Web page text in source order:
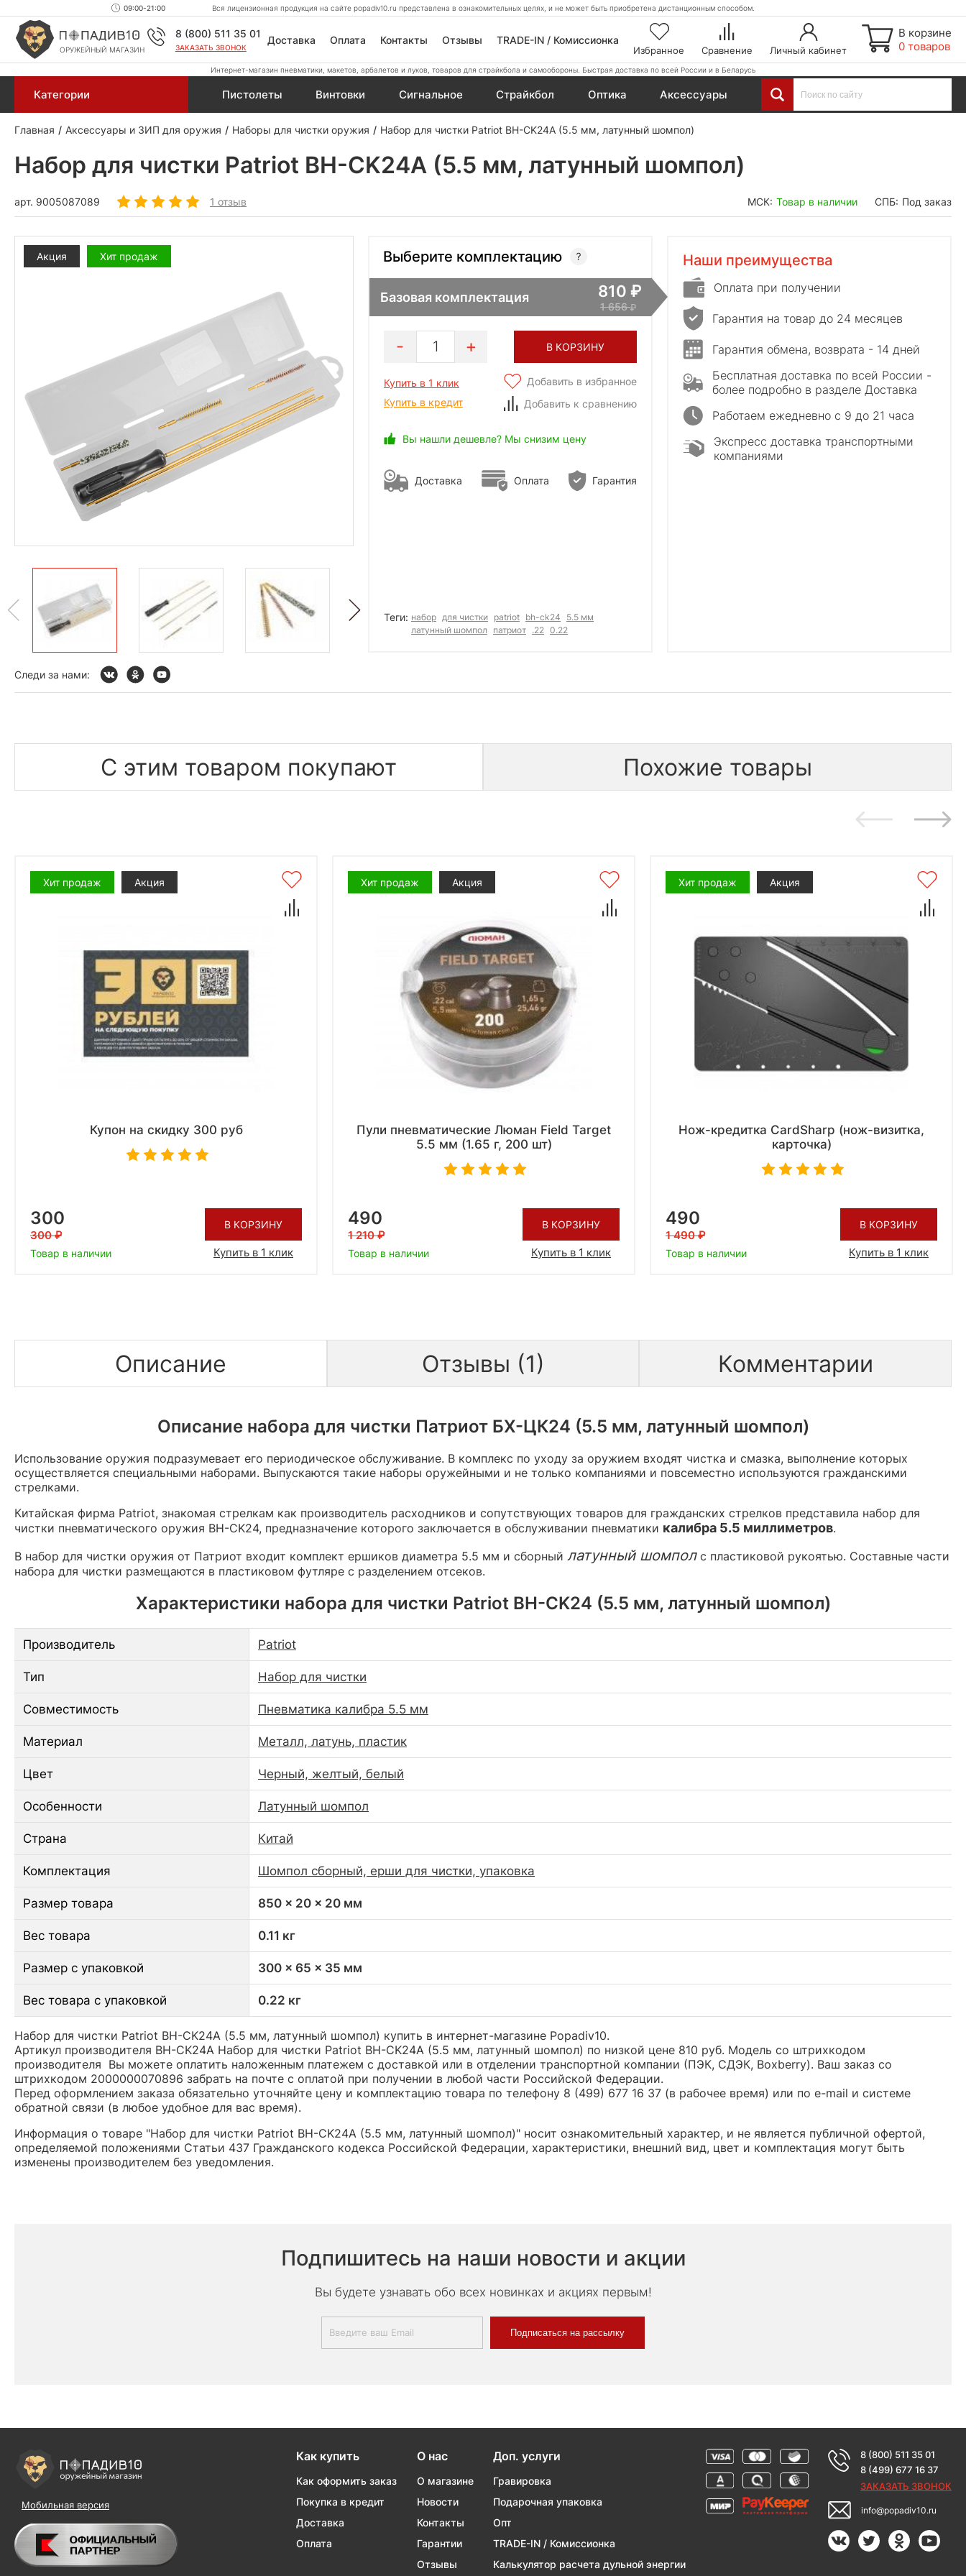
09:00-21:00 Вся лицензионная продукция на сайте popadiv10.ru представлена в ознакомительных целях, и не может быть приобретена дистанционным способом.
ОРУЖЕЙНЫЙ МАГАЗИН
8 (800) 511 35 01
ЗАКАЗАТЬ ЗВОНОК
Доставка Оплата Контакты Отзывы TRADE-IN / Комиссионка
Избранное Сравнение Личный кабинет
В корзине
0 товаров
Интернет-магазин пневматики, макетов, арбалетов и луков, товаров для страйкбола и самообороны. Быстрая доставка по всей России и в Беларусь
Категории Пистолеты Винтовки Сигнальное Страйкбол Оптика Аксессуары
Главная Аксессуары и ЗИП для оружия Наборы для чистки оружия Набор для чистки Patriot BH-CK24A (5.5 мм, латунный шомпол)
Набор для чистки Patriot BH-CK24A (5.5 мм, латунный шомпол)
арт. 9005087089 1 отзыв МСК: Товар в наличии СПБ: Под заказ
Акция Хит продаж Выберите комплектацию
Базовая комплектация 810
1 656
1 В КОРЗИНУ
Купить в 1 клик
Купить в кредит
Добавить в избранное
Добавить к сравнению
Вы нашли дешевле? Мы снизим цену
Доставка Оплата Гарантия
Теги: набор для чистки patriot bh-ck24
5.5 мм
латунный шомпол
патриот .22 0.22
Наши преимущества
Оплата при получении
Гарантия на товар до 24 месяцев
Гарантия обмена, возврата - 14 дней
Бесплатная доставка по всей России -
более подробно в разделе Доставка
Работаем ежедневно с 9 до 21 часа
Экспресс доставка транспортными
компаниями
Следи за нами:
С этим товаром покупают Похожие товары
Хит продаж Акция
Купон на скидку 300 руб
300
300
Товар в наличии
В КОРЗИНУ
Купить в 1 клик
Хит продаж Акция
Пули пневматические Люман Field Target
5.5 мм (1.65 г, 200 шт)
490
1 210
Товар в наличии
В КОРЗИНУ
Купить в 1 клик
Хит продаж Акция
Нож-кредитка CardSharp (нож-визитка,
карточка)
490
1 490
Товар в наличии
В КОРЗИНУ
Купить в 1 клик
Описание Отзывы (1) Комментарии
Описание набора для чистки Патриот БХ-ЦК24 (5.5 мм, латунный шомпол)
Использование оружия подразумевает его периодическое обслуживание. В комплекс по уходу за оружием входят чистка и смазка, выполнение которых
осуществляется специальными наборами. Выпускаются такие наборы оружейными и не только компаниями и повсеместно используются гражданскими
стрелками.
Китайская фирма Patriot, знакомая стрелкам как производитель расходников и сопутствующих товаров для гражданских стрелков представила набор для
чистки пневматического оружия BH-CK24, предназначение которого заключается в обслуживании пневматики калибра 5.5 миллиметров.
В набор для чистки оружия от Патриот входит комплект ершиков диаметра 5.5 мм и сборный латунный шомполс пластиковой рукоятью. Составные части
набора для чистки размещаются в пластиковом футляре с разделением отсеков.
Характеристики набора для чистки Patriot BH-CK24 (5.5 мм, латунный шомпол)
Производитель Patriot
Тип Набор для чистки
Совместимость Пневматика калибра 5.5 мм
Материал Металл, латунь, пластик
Цвет Черный, желтый, белый
Особенности Латунный шомпол
Страна Китай
Комплектация Шомпол сборный, ерши для чистки, упаковка
Размер товара 850 x 20 x 20 мм
Вес товара 0.11 кг
Размер с упаковкой 300 x 65 x 35 мм
Вес товара с упаковкой 0.22 кг
Набор для чистки Patriot BH-CK24A (5.5 мм, латунный шомпол) купить в интернет-магазине Popadiv10.
Артикул производителя BH-CK24A Набор для чистки Patriot BH-CK24A (5.5 мм, латунный шомпол) по низкой цене 810 руб. Модель со штрихкодом
производителя Вы можете оплатить наложенным платежем с доставкой или в отделении транспортной компании (ПЭК, СДЭК, Boxberry). Ваш заказ со
штрихкодом 2000000070896 забрать на почте с оплатой при получении в любой части Российской Федерации.
Перед оформлением заказа обязательно уточняйте цену и комплектацию товара по телефону 8 (499) 677 16 37 (в рабочее время) или по e-mail и системе
обратной связи (в любое удобное для вас время).
Информация о товаре "Набор для чистки Patriot BH-CK24A (5.5 мм, латунный шомпол)" носит ознакомительный характер, и не является публичной офертой,
определяемой положениями Статьи 437 Гражданского кодекса Российской Федерации, характеристики, внешний вид, цвет и комплектация могут быть
изменены производителем без уведомления.
Подпишитесь на наши новости и акции
Вы будете узнавать обо всех новинках и акциях первым!
Подписаться на рассылку
Мобильная версия
Как купить
Как оформить заказ
Покупка в кредит
Доставка
Оплата
О нас
О магазине
Новости
Контакты
Гарантии
Отзывы
Доп. услуги
Гравировка
Подарочная упаковка
Опт
TRADE-IN / Комиссионка
Калькулятор расчета дульной энергии
8 (800) 511 35 01
8 (499) 677 16 37
ЗАКАЗАТЬ ЗВОНОК
info@popadiv10.ru